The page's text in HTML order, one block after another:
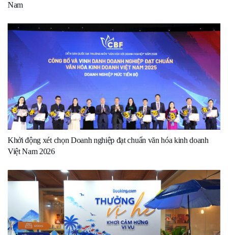
Nam
Khởi động xét chọn Doanh nghiệp đạt chuẩn văn hóa kinh doanh
Việt Nam 2026